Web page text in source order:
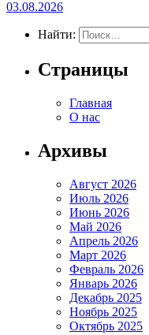
03.08.2026
Найти:
Страницы
Главная
О нас
Архивы
Август 2026
Июль 2026
Июнь 2026
Май 2026
Апрель 2026
Март 2026
Февраль 2026
Январь 2026
Декабрь 2025
Ноябрь 2025
Октябрь 2025